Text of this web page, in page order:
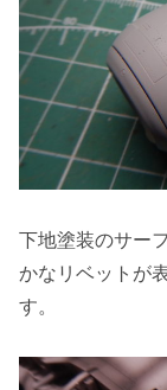
下地塗装のサー
かなリベットが
す。